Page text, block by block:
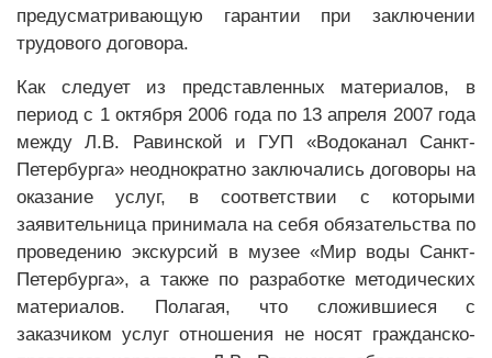
предусматривающую гарантии при заключении
трудового договора.
Как следует из представленных материалов, в
период с 1 октября 2006 года по 13 апреля 2007 года
между Л.В. Равинской и ГУП «Водоканал Санкт-
Петербурга» неоднократно заключались договоры на
оказание услуг, в соответствии с которыми
заявительница принимала на себя обязательства по
проведению экскурсий в музее «Мир воды Санкт-
Петербурга», а также по разработке методических
материалов. Полагая, что сложившиеся с
заказчиком услуг отношения не носят гражданско-